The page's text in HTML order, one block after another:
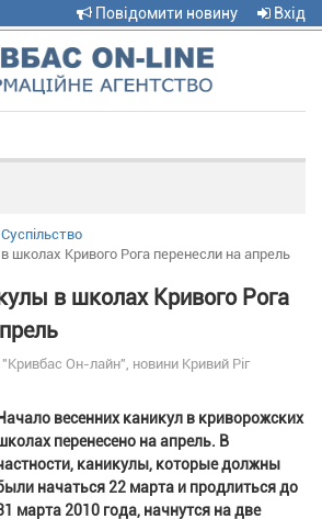
Повідомити новину Вхід
navigation
Суспільство
школах Кривого Рога перенесли на апрель
в школах Кривого Рога
Он-лайн", новини Кривий Ріг
Начало весенних каникул в криворожских
перенесено на апрель. В
каникулы, которые должны
начаться 22 марта и продлиться до
марта 2010 года, начнутся на две